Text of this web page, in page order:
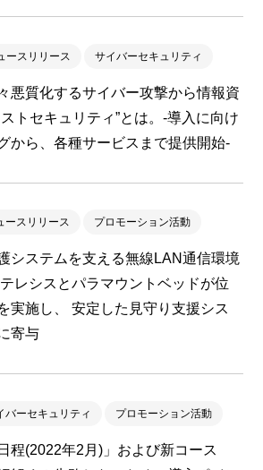
ースリリース サイバーセキュリティ
悪質化するサイバー攻撃から情報資
トセキュリティ”とは。-導入に向け
から、各種サービスまで提供開始-
ースリリース プロモーション活動
システムを支える無線LAN通信環境
レシスとパラマウントベッドが位
実施し、 安定した見守り支援シス
寄与
バーセキュリティ プロモーション活動
程(2022年2月)」および新コース